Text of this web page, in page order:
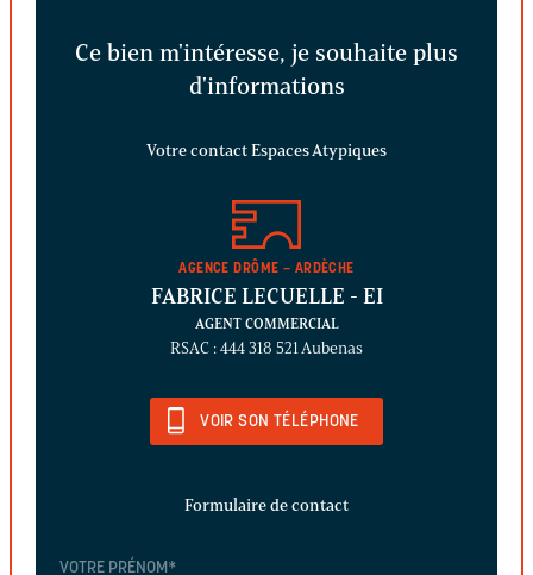
Ce bien m'intéresse, je souhaite plus
d'informations
Votre contact Espaces Atypiques
AGENCE DRÔME – ARDÈCHE
FABRICE LECUELLE - EI
AGENT COMMERCIAL
RSAC : 444 318 521 Aubenas
VOIR SON TÉLÉPHONE
Formulaire de contact
VOTRE PRÉNOM*